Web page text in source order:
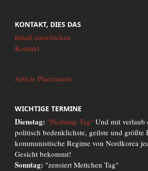
KONTAKT, DIES DAS
Inhalt einschicken
Kontakt
Article Placements
WICHTIGE TERMINE
Dienstag: "Picdump Tag" Und mit verlaub
politisch bedenklichste, geilste und größte
kommunistische Regime von Nordkorea
Gesicht bekommt!
Sonntag: "zensiert Mettchen Tag"